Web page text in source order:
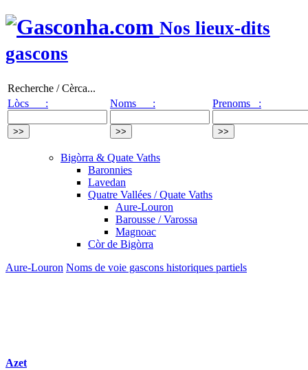
Nos lieux-dits
gascons
Recherche / Cèrca...
Lòcs :
Noms : Prenoms :
Bigòrra & Quate Vaths
Baronnies
Lavedan
Quatre Vallées / Quate Vaths
Aure-Louron
Barousse / Varossa
Magnoac
Còr de Bigòrra
Aure-Louron Noms de voie gascons historiques partiels
Azet